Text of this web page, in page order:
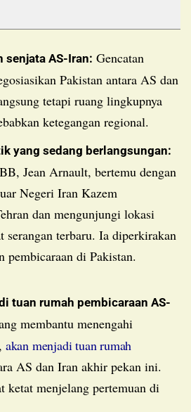
senjata AS-Iran: Gencatan
Pakistan antara AS dan
tetapi ruang lingkupnya
ketegangan regional.
yang sedang berlangsungan:
Jean Arnault, bertemu dengan
Negeri Iran Kazem
dan mengunjungi lokasi
serangan terbaru. Ia diperkirakan
pembicaraan di Pakistan.
tuan rumah pembicaraan AS-
membantu menengahi
akan menjadi tuan rumah
AS dan Iran akhir pekan ini.
ketat menjelang pertemuan di